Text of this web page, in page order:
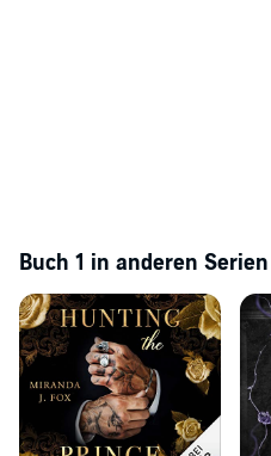
Buch 1 in anderen Serien